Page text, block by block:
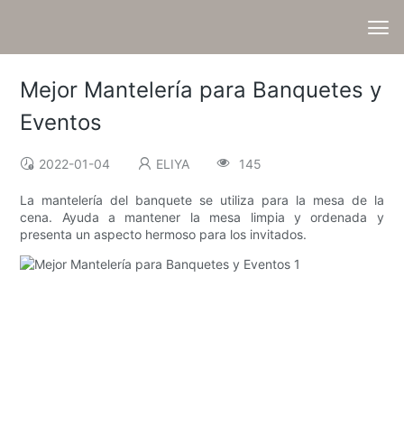
Mejor Mantelería para Banquetes y
Eventos
2022-01-04 ELIYA 145
La mantelería del banquete se utiliza para la mesa de la
cena. Ayuda a mantener la mesa limpia y ordenada y
presenta un aspecto hermoso para los invitados.